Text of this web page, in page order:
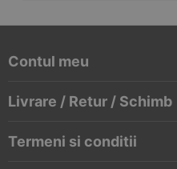
Contul meu
Livrare / Retur / Schimb
Termeni si conditii